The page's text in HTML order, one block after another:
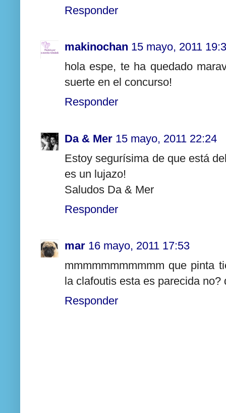
Responder
makinochan 15 mayo, 2011
hola espe, te ha quedado
suerte en el concurso!
Responder
Da & Mer 15 mayo, 2011 22:24
Estoy segurísima de que está
es un lujazo!
Saludos Da & Mer
Responder
mar 16 mayo, 2011 17:53
mmmmmmmmmmm que pinta
la clafoutis esta es parecida
Responder